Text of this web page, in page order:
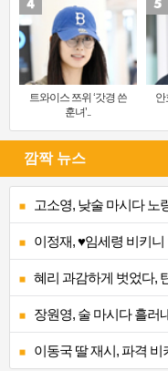
트와이스 쯔위 ‘갓경 쓴
훈녀’..
안
깜짝 뉴스
고소영, 낮술 마시다 노
이정재, ♥임세령 비키
혜리 과감하게 벗었다,
장원영, 술 마시다 흘러
이동국 딸 재시, 파격